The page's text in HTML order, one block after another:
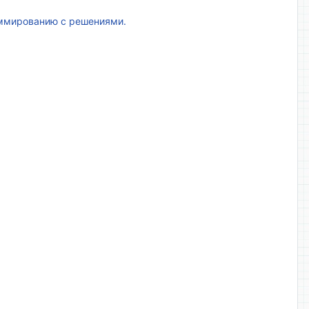
с решениями.